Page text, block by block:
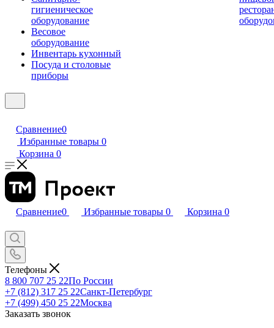
гигиеническое
оборудование
Весовое
оборудование
Инвентарь кухонный
Посуда и столовые
приборы
Сравнение0
Избранные товары 0
Корзина 0
Сравнение0 Избранные товары 0 Корзина 0
Телефоны
8 800 707 25 22По России
+7 (812) 317 25 22Санкт-Петербург
+7 (499) 450 25 22Москва
Заказать звонок